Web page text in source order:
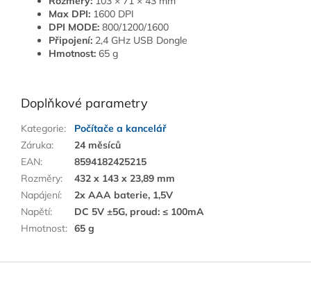
Max DPI: 1600 DPI
DPI MODE: 800/1200/1600
Připojení: 2,4 GHz USB Dongle
Hmotnost: 65 g
Doplňkové parametry
Kategorie:
Počítače a kancelář
Záruka:
24 měsíců
EAN:
8594182425215
Rozměry:
432 x 143 x 23,89 mm
Napájení:
2x AAA baterie, 1,5V
Napětí:
DC 5V ±5G, proud: ≤ 100mA
Hmotnost: 65 g